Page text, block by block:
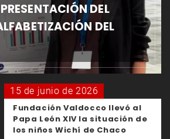
DEL
DEL
15 de junio de 2026
Fundación Valdocco llevó al
Papa León XIV la situación de
los niños Wichí de Chaco